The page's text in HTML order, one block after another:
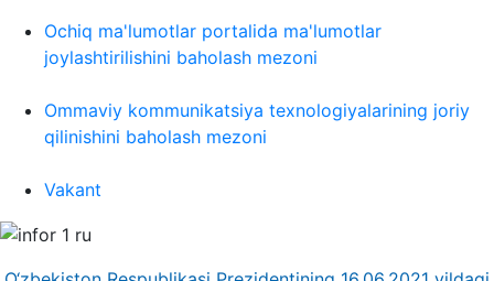
Ochiq ma'lumotlar portalida ma'lumotlar
joylashtirilishini baholash mezoni
Ommaviy kommunikatsiya texnologiyalarining joriy
qilinishini baholash mezoni
Vakant